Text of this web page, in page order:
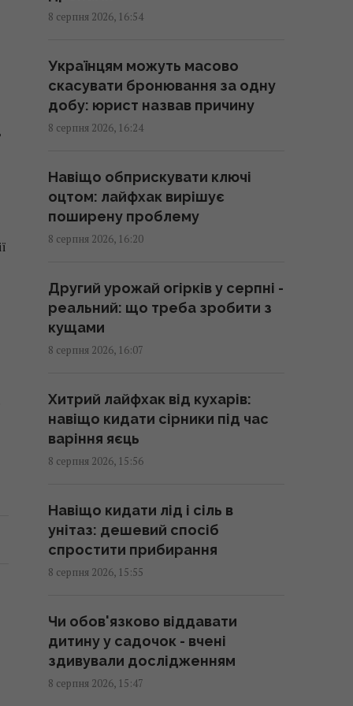
16:30 субота, 08 серпня 2026
Не "орел і решка": як
українською правильно назвати
сторони монети
16:30 субота, 08 серпня 2026
Хіт №1 The Killers з
несподіваною історією
отримав гучне визнання через
22 роки
На Херсонщині росіянам
наказали почати "вільне
полювання" на автотранспорт, -
Україна має знищувати пускові і
виробництво ракет: експерт
Навіщо Вучич запросив
Зеленського в гості: NZZ
15:57 субота, 08 серпня 2026
Денисенко вдруге вийшла
8 серпня 2026, 16:54
Українцям можуть масово
скасувати бронювання за одну
добу: юрист назвав причину
8 серпня 2026, 16:24
Навіщо обприскувати ключі
оцтом: лайфхак вирішує
поширену проблему
8 серпня 2026, 16:20
Другий урожай огірків у серпні -
реальний: що треба зробити з
кущами
8 серпня 2026, 16:07
Хитрий лайфхак від кухарів:
навіщо кидати сірники під час
варіння яєць
8 серпня 2026, 15:56
Навіщо кидати лід і сіль в
унітаз: дешевий спосіб
спростити прибирання
8 серпня 2026, 15:55
Чи обов'язково віддавати
дитину у садочок - вчені
здивували дослідженням
8 серпня 2026, 15:47